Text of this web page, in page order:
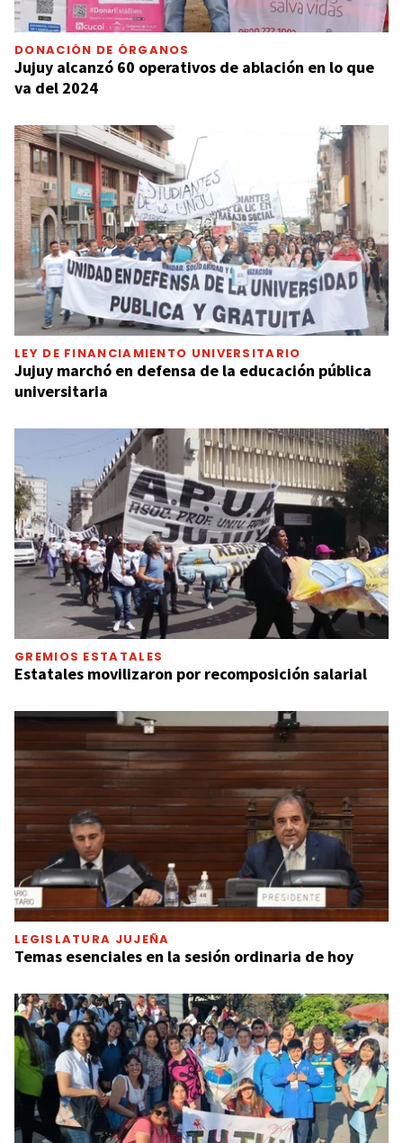
DONACIÓN DE ÓRGANOS
Jujuy alcanzó 60 operativos de ablación en lo que
va del 2024
LEY DE FINANCIAMIENTO UNIVERSITARIO
Jujuy marchó en defensa de la educación pública
universitaria
GREMIOS ESTATALES
Estatales movilizaron por recomposición salarial
LEGISLATURA JUJEÑA
Temas esenciales en la sesión ordinaria de hoy